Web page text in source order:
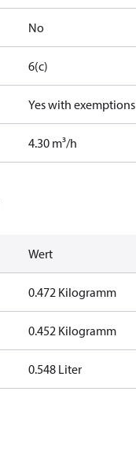
No
6(c)
Yes with exemptions
4.30 m³/h
Wert
0.472 Kilogramm
0.452 Kilogramm
0.548 Liter